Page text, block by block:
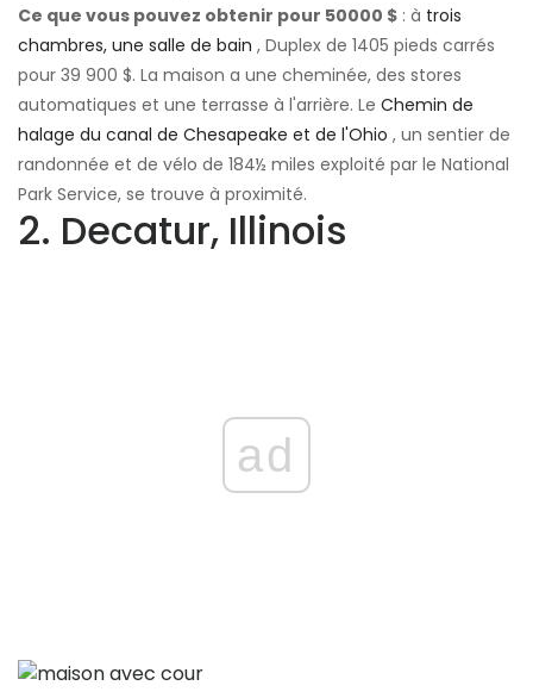
Ce que vous pouvez obtenir pour 50000 $ : à trois
chambres, une salle de bain , Duplex de 1405 pieds carrés
pour 39 900 $. La maison a une cheminée, des stores
automatiques et une terrasse à l'arrière. Le Chemin de
halage du canal de Chesapeake et de l'Ohio , un sentier de
randonnée et de vélo de 184½ miles exploité par le National
Park Service, se trouve à proximité.
2. Decatur, Illinois
ad